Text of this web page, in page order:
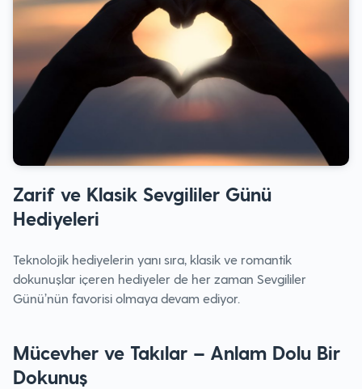
Zarif ve Klasik Sevgililer Günü
Hediyeleri
Teknolojik hediyelerin yanı sıra, klasik ve romantik
dokunuşlar içeren hediyeler de her zaman Sevgililer
Günü’nün favorisi olmaya devam ediyor.
Mücevher ve Takılar – Anlam Dolu Bir
Dokunuş